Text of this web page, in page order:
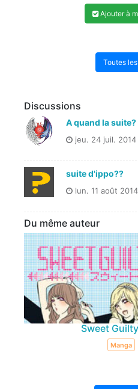
Ajouter à
Toutes
Discussions
A quand la suite?
jeu. 24 juil. 2014
suite d'ippo??
lun. 11 août
Du même auteur
Sweet
Manga